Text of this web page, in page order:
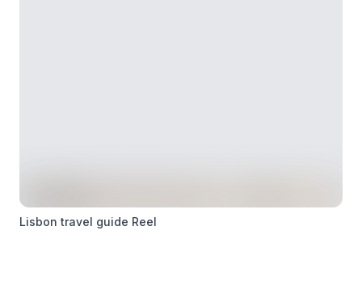
Lisbon travel guide Reel